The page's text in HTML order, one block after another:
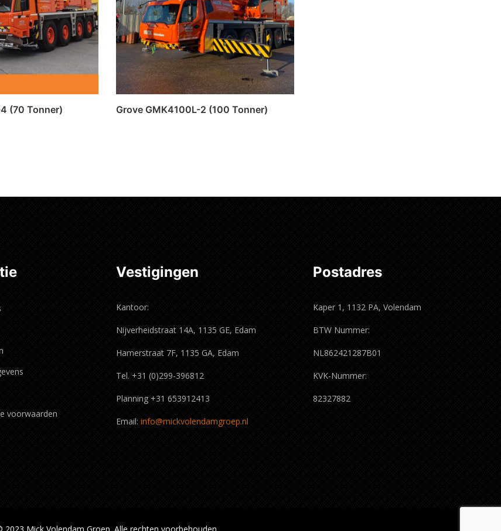
(70 Tonner) Grove GMK4100L-2 (100 Tonner)
voorwaarden
Vestigingen
Kantoor:
Nijverheidstraat 14A, 1135 GE, Edam
Hamerstraat 7F, 1135 GA, Edam
Tel. +31 (0)299-396812
Planning +31 653912413
Email: info@mickvolendamgroep.nl
Postadres
Kaper 1, 1132 PA, Volendam
BTW Nummer:
NL862421287B01
KVK-Nummer:
82327882